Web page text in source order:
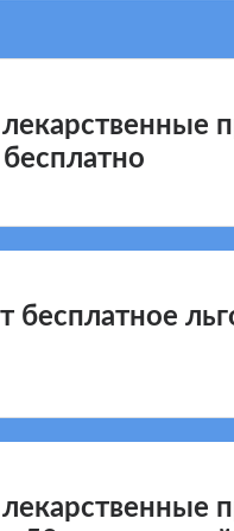
1 4
бесплатное